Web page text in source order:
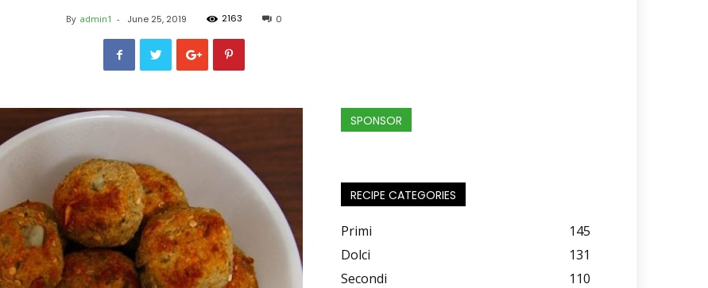
Sapori
By admin1 - June 25, 2019 2163 0
SPONSOR
RECIPE CATEGORIES
Primi
145
Dolci
131
Secondi
110